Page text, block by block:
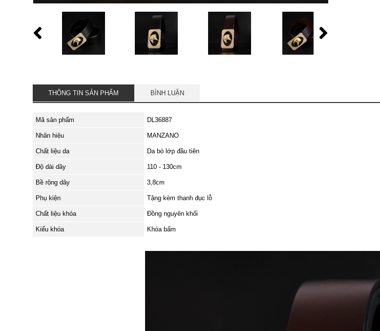
THÔNG TIN SẢN PHẨM BÌNH LUẬN
Mã sản phẩm DL36887
Nhãn hiệu MANZANO
Chất liệu da Da bò lớp đầu tiên
Độ dài dây 110 - 130cm
Bề rộng dây 3,8cm
Phụ kiện Tặng kèm thanh đục lỗ
Chất liệu khóa Đồng nguyên khối
Kiểu khóa Khóa bấm